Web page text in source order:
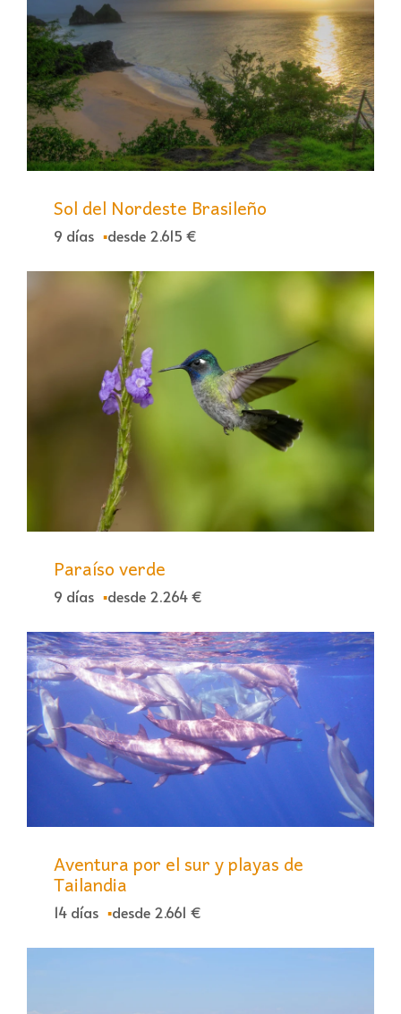
Sol del Nordeste Brasileño
9 días desde 2.615 €
Paraíso verde
9 días desde 2.264 €
Aventura por el sur y playas de
Tailandia
14 días desde 2.661 €